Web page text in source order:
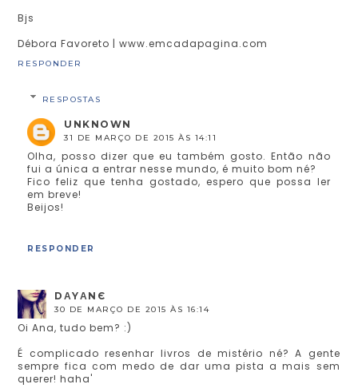
Bjs
Débora Favoreto | www.emcadapagina.com
RESPONDER
RESPOSTAS
UNKNOWN
31 DE MARÇO DE 2015 ÀS 14:11
Olha, posso dizer que eu também gosto. Então não
fui a única a entrar nesse mundo, é muito bom né?
Fico feliz que tenha gostado, espero que possa ler
em breve!
Beijos!
RESPONDER
DΑYΑNЄ
30 DE MARÇO DE 2015 ÀS 16:14
Oi Ana, tudo bem? :)
É complicado resenhar livros de mistério né? A gente
sempre fica com medo de dar uma pista a mais sem
querer! haha'